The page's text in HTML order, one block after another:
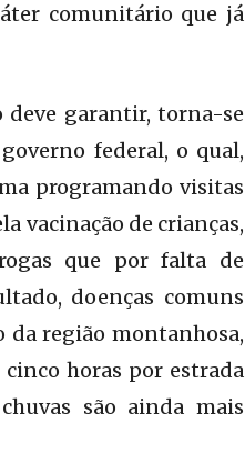
comunitário que já
deve garantir, torna-se
federal, o qual,
programando visitas
vacinação de crianças,
que por falta de
doenças comuns
da região montanhosa,
horas por estrada
são ainda mais